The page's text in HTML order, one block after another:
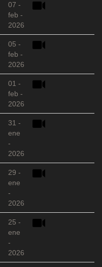
07 -
feb -
2026
05 -
feb -
2026
01 -
feb -
2026
31 -
ene
-
2026
29 -
ene
-
2026
25 -
ene
-
2026